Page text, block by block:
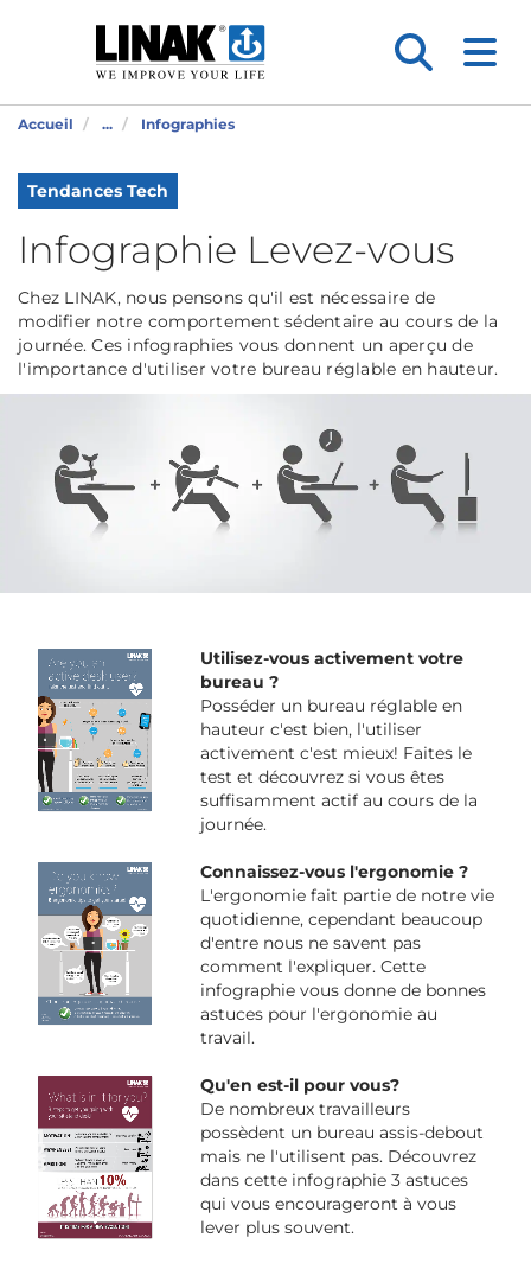
Accueil ... Infographies
Tendances Tech
Infographie Levez-vous
Chez LINAK, nous pensons qu'il est nécessaire de
modifier notre comportement sédentaire au cours de la
journée. Ces infographies vous donnent un aperçu de
l'importance d'utiliser votre bureau réglable en hauteur.
Utilisez-vous activement votre
bureau ?
Posséder un bureau réglable en
hauteur c'est bien, l'utiliser
activement c'est mieux! Faites le
test et découvrez si vous êtes
suffisamment actif au cours de la
journée.
Connaissez-vous l'ergonomie ?
L'ergonomie fait partie de notre vie
quotidienne, cependant beaucoup
d'entre nous ne savent pas
comment l'expliquer. Cette
infographie vous donne de bonnes
astuces pour l'ergonomie au
travail.
Qu'en est-il pour vous?
De nombreux travailleurs
possèdent un bureau assis-debout
mais ne l'utilisent pas. Découvrez
dans cette infographie 3 astuces
qui vous encourageront à vous
lever plus souvent.